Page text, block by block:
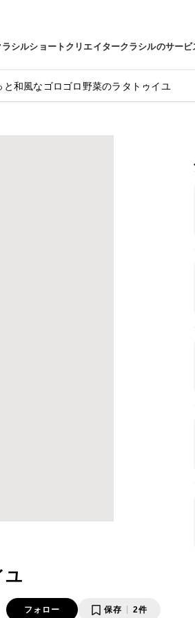
ラシルショートクリエイタークラシルのサービ
と和風なゴロゴロ野菜のラタトゥイユ
ユ
フォロー 保存 2件